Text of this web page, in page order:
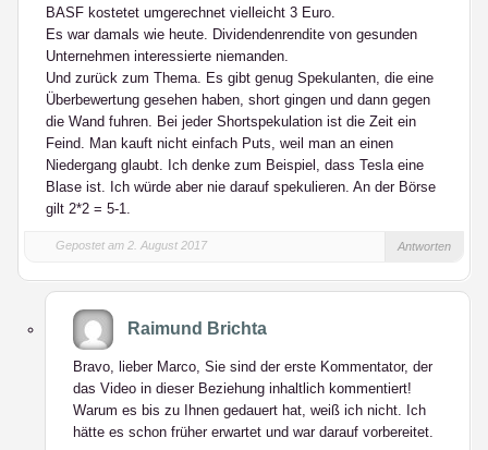
BASF kostetet umgerechnet vielleicht 3 Euro.
Es war damals wie heute. Dividendenrendite von gesunden
Unternehmen interessierte niemanden.
Und zurück zum Thema. Es gibt genug Spekulanten, die eine
Überbewertung gesehen haben, short gingen und dann gegen
die Wand fuhren. Bei jeder Shortspekulation ist die Zeit ein
Feind. Man kauft nicht einfach Puts, weil man an einen
Niedergang glaubt. Ich denke zum Beispiel, dass Tesla eine
Blase ist. Ich würde aber nie darauf spekulieren. An der Börse
gilt 2*2 = 5-1.
Gepostet am 2. August 2017 Antworten
Raimund Brichta
Bravo, lieber Marco, Sie sind der erste Kommentator, der
das Video in dieser Beziehung inhaltlich kommentiert!
Warum es bis zu Ihnen gedauert hat, weiß ich nicht. Ich
hätte es schon früher erwartet und war darauf vorbereitet.